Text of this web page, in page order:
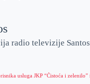
radio televizije Santos